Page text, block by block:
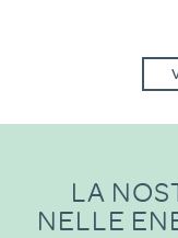
LA
NELLE